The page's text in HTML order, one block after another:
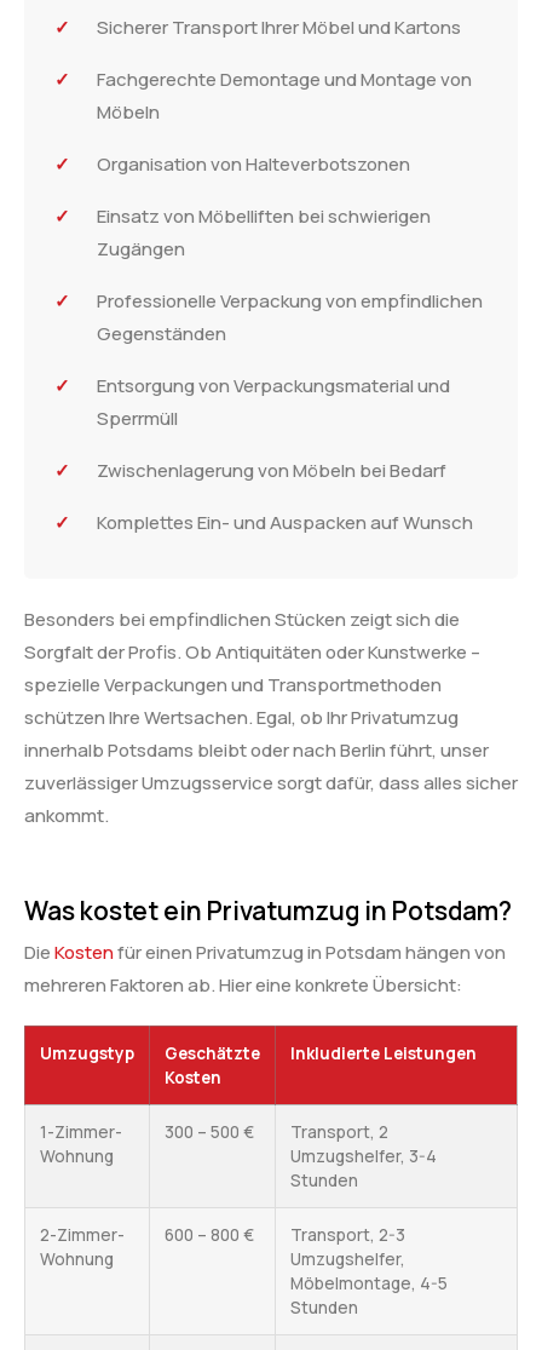
Sicherer Transport Ihrer Möbel und Kartons
Fachgerechte Demontage und Montage von
Möbeln
Organisation von Halteverbotszonen
Einsatz von Möbelliften bei schwierigen
Zugängen
Professionelle Verpackung von empfindlichen
Gegenständen
Entsorgung von Verpackungsmaterial und
Sperrmüll
Zwischenlagerung von Möbeln bei Bedarf
Komplettes Ein- und Auspacken auf Wunsch
Besonders bei empfindlichen Stücken zeigt sich die
Sorgfalt der Profis. Ob Antiquitäten oder Kunstwerke –
spezielle Verpackungen und Transportmethoden
schützen Ihre Wertsachen. Egal, ob Ihr Privatumzug
innerhalb Potsdams bleibt oder nach Berlin führt, unser
zuverlässiger Umzugsservice sorgt dafür, dass alles sicher
ankommt.
Was kostet ein Privatumzug in Potsdam?
DieKostenfür einen Privatumzug in Potsdam hängen von
mehreren Faktoren ab. Hier eine konkrete Übersicht:
Umzugstyp
Geschätzte
Kosten
Inkludierte Leistungen
1-Zimmer-
Wohnung
300 – 500 €
Transport, 2
Umzugshelfer, 3-4
Stunden
2-Zimmer-
Wohnung
600 – 800 €
Transport, 2-3
Umzugshelfer,
Möbelmontage, 4-5
Stunden